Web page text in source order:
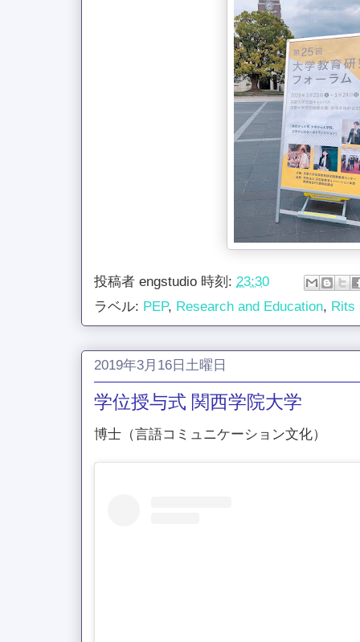
投稿者 engstudio 時刻: 23:30
ラベル: PEP, Research and Education, Rits
2019年3月16日土曜日
学位授与式 関西学院大学
博士（言語コミュニケーション文化）